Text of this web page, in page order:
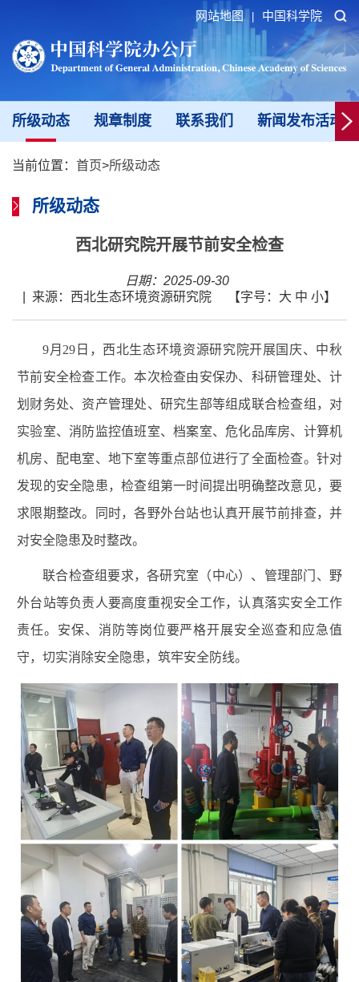
网站地图 中国科学院
所级动态 规章制度 联系我们 新闻发布活动
当前位置： 首页>所级动态
所级动态
西北研究院开展节前安全检查
日期：2025-09-30
来源：西北生态环境资源研究院 【字号： 大 中 小】
9月29日，西北生态环境资源研究院开展国庆、中秋
节前安全检查工作。本次检查由安保办、科研管理处、计
划财务处、资产管理处、研究生部等组成联合检查组，对
实验室、消防监控值班室、档案室、危化品库房、计算机
机房、配电室、地下室等重点部位进行了全面检查。针对
发现的安全隐患，检查组第一时间提出明确整改意见，要
求限期整改。同时，各野外台站也认真开展节前排查，并
对安全隐患及时整改。
联合检查组要求，各研究室（中心）、管理部门、野
外台站等负责人要高度重视安全工作，认真落实安全工作
责任。安保、消防等岗位要严格开展安全巡查和应急值
守，切实消除安全隐患，筑牢安全防线。